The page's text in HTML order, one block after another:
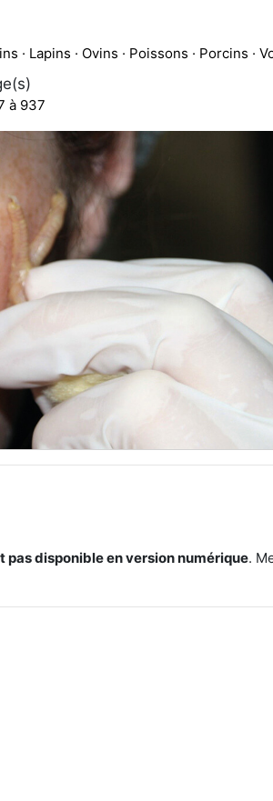
· Lapins · Ovins · Poissons · Porcins ·
à 937
pas disponible en version numérique.